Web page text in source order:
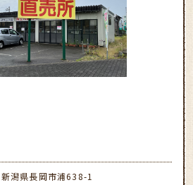
新潟県長岡市浦638-1